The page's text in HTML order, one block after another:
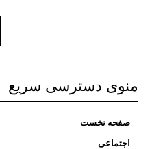
منوی دسترسی سریع
صفحه نخست
اجتماعی